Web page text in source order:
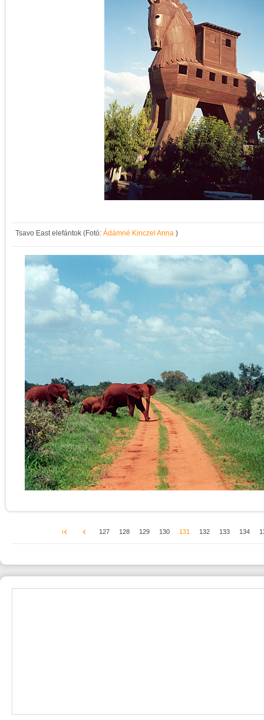
Tsavo East elefántok (Fotó: Ádámné Kinczel Anna )
127 128 129 130 131 132 133 134